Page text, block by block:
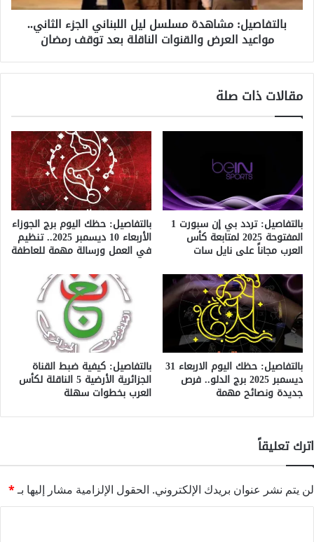
العرض
والقنوات
الناقلة
توقف
بالتفاصيل: مشاهدة مسلسل ليل اللبناني الجزء الثاني..
مواعيد العرض والقنوات الناقلة بعد توقف رمضان
مقالات ذات صلة
بالتفاصيل: تردد بي إن سبورت 1
المفتوحة 2025 لمتابعة كأس
العرب مجاناً على نايل سات
بالتفاصيل: حظك اليوم برج الجوزاء
الأربعاء 10 ديسمبر 2025.. تنظيم
في العمل ورسالة مهمة للعاطفة
بالتفاصيل: حظك اليوم الاربعاء 31
ديسمبر 2025 برج الدلو.. فرص
جديدة ونصائح مهمة
بالتفاصيل: كيفية ضبط القناة
الجزائرية الأرضية 5 الناقلة لكأس
العرب بخطوات سهلة
اترك تعليقاً
لن يتم نشر عنوان بريدك الإلكتروني. الحقول الإلزامية مشار إليها بـ*